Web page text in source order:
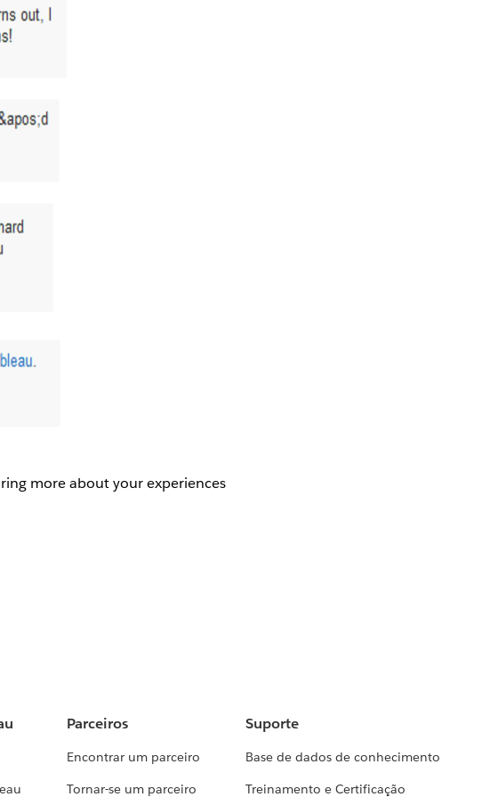
more about your experiences
Parceiros
Encontrar um parceiro
Tornar-se um parceiro
Suporte
Base de dados de conhecimento
Treinamento e Certificação